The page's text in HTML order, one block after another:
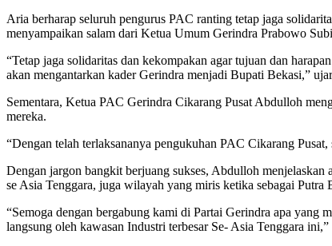
Aria berharap seluruh pengurus PAC ranting tetap jaga
menyampaikan salam dari Ketua Umum Gerindra Prabowo
“Tetap jaga solidaritas dan kekompakan agar tujuan dan
akan mengantarkan kader Gerindra menjadi Bupati Bekasi,”
Sementara, Ketua PAC Gerindra Cikarang Pusat Abdulloh
mereka.
“Dengan telah terlaksananya pengukuhan PAC Cikarang
Dengan jargon bangkit berjuang sukses, Abdulloh
se Asia Tenggara, juga wilayah yang miris ketika sebagai
“Semoga dengan bergabung kami di Partai Gerindra apa yang
langsung oleh kawasan Industri terbesar Se- Asia Tenggara ini,”